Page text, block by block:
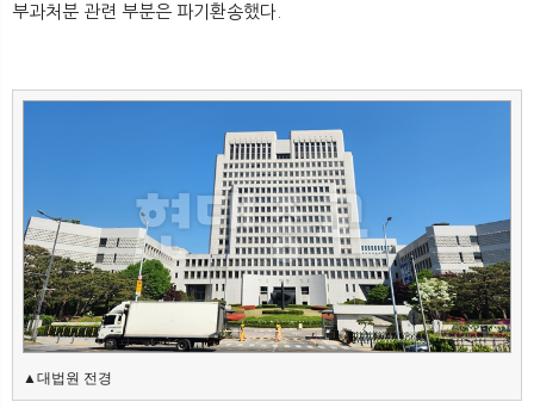
부과처분 관련 부분은 파기환송했다.
▲대법원 전경